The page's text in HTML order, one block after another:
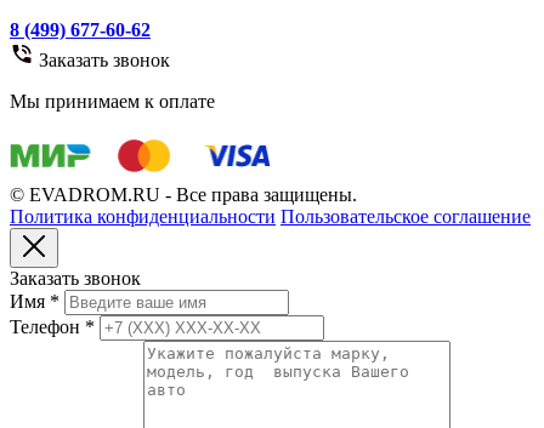
8 (499) 677-60-62
Заказать звонок
Мы принимаем к оплате
© EVADROM.RU - Все права защищены.
Политика конфиденциальности Пользовательское соглашение
Заказать звонок
Имя *
Телефон *